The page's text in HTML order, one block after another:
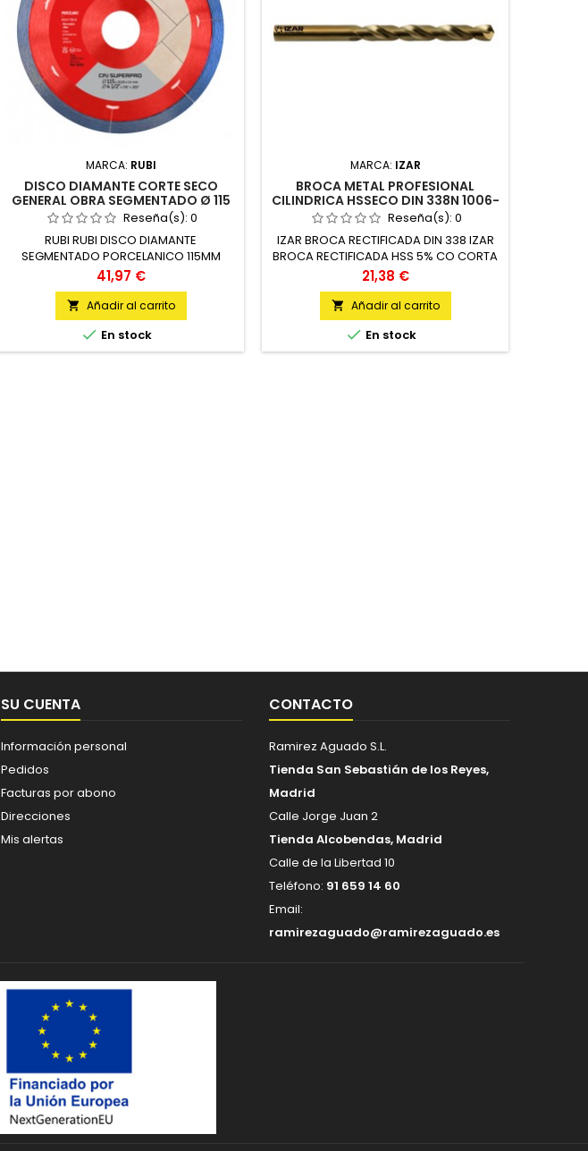
MARCA: RUBI
DISCO DIAMANTE CORTE SECO
GENERAL OBRA SEGMENTADO Ø 115
MM SUPERPRO RUBI
Reseña(s): 0
RUBI RUBI DISCO DIAMANTE
SEGMENTADO PORCELANICO 115MM
1,7MM CPJ-115 UNIDAD
Precio
41,97 €
 Añadir al carrito
 En stock
MARCA: IZAR
BROCA METAL PROFESIONAL
CILINDRICA HSSECO DIN 338N 1006-
13 MM IZARReseña(s): 0
IZAR BROCA RECTIFICADA DIN 338 IZAR
BROCA RECTIFICADA HSS 5% CO CORTA
DIN338 13,00MM 1006 BLISTE 13.00 MM 1
UNIDAD ACERO HSS-CO 5% UNIDAD
Precio
21,38 €
 Añadir al carrito
 En stock
SU CUENTA
Información personal
Pedidos
Facturas por abono
Direcciones
Mis alertas
CONTACTO
Ramirez Aguado S.L.
Tienda San Sebastián de los Reyes,
Madrid
Calle Jorge Juan 2
Tienda Alcobendas, Madrid
Calle de la Libertad 10
Teléfono: 91 659 14 60
Email:
ramirezaguado@ramirezaguado.es